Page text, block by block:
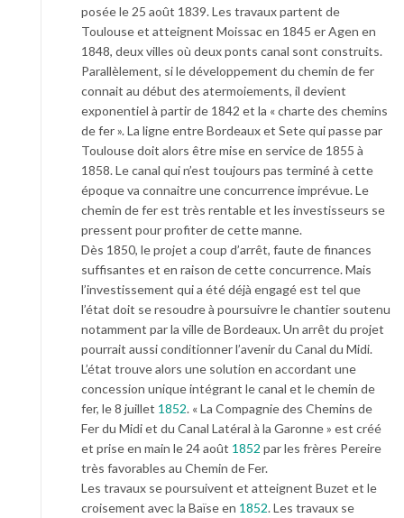
posée le 25 août 1839. Les travaux partent de
Toulouse et atteignent Moissac en 1845 er Agen en
1848, deux villes où deux ponts canal sont construits.
Parallèlement, si le développement du chemin de fer
connait au début des atermoiements, il devient
exponentiel à partir de 1842 et la « charte des chemins
de fer ». La ligne entre Bordeaux et Sete qui passe par
Toulouse doit alors être mise en service de 1855 à
1858. Le canal qui n’est toujours pas terminé à cette
époque va connaitre une concurrence imprévue. Le
chemin de fer est très rentable et les investisseurs se
pressent pour profiter de cette manne.
Dès 1850, le projet a coup d’arrêt, faute de finances
suffisantes et en raison de cette concurrence. Mais
l’investissement qui a été déjà engagé est tel que
l’état doit se resoudre à poursuivre le chantier soutenu
notamment par la ville de Bordeaux. Un arrêt du projet
pourrait aussi conditionner l’avenir du Canal du Midi.
L’état trouve alors une solution en accordant une
concession unique intégrant le canal et le chemin de
fer, le 8 juillet 1852. « La Compagnie des Chemins de
Fer du Midi et du Canal Latéral à la Garonne » est créé
et prise en main le 24 août 1852 par les frères Pereire
très favorables au Chemin de Fer.
Les travaux se poursuivent et atteignent Buzet et le
croisement avec la Baïse en 1852. Les travaux se